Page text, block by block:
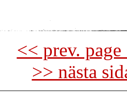
<< prev.
>> nästa